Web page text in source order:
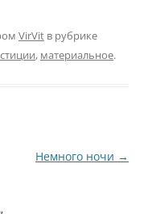
VirVit в рубрике
, материальное.
Немного ночи →